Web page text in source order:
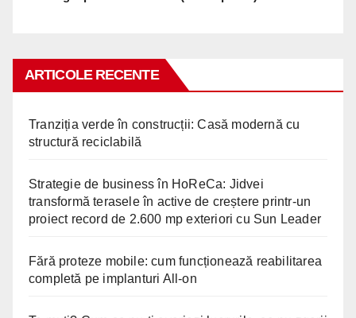
ARTICOLE RECENTE
Tranziția verde în construcții: Casă modernă cu
structură reciclabilă
Strategie de business în HoReCa: Jidvei
transformă terasele în active de creștere printr-un
proiect record de 2.600 mp exteriori cu Sun Leader
Fără proteze mobile: cum funcționează reabilitarea
completă pe implanturi All-on